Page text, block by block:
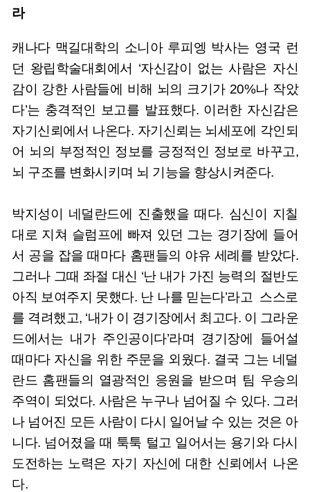
라
캐나다 맥길대학의 소니아 루피엥 박사는 영국 런
던 왕립학술대회에서 ‘자신감이 없는 사람은 자신
감이 강한 사람들에 비해 뇌의 크기가 20%나 작았
다’는 충격적인 보고를 발표했다. 이러한 자신감은
자기신뢰에서 나온다. 자기신뢰는 뇌세포에 각인되
어 뇌의 부정적인 정보를 긍정적인 정보로 바꾸고,
뇌 구조를 변화시키며 뇌 기능을 향상시켜준다.
박지성이 네덜란드에 진출했을 때다. 심신이 지칠
대로 지쳐 슬럼프에 빠져 있던 그는 경기장에 들어
서 공을 잡을 때마다 홈팬들의 야유 세례를 받았다.
그러나 그때 좌절 대신 ‘난 내가 가진 능력의 절반도
아직 보여주지 못했다. 난 나를 믿는다’라고 스스로
를 격려했고, ‘내가 이 경기장에서 최고다. 이 그라운
드에서는 내가 주인공이다’라며 경기장에 들어설
때마다 자신을 위한 주문을 외웠다. 결국 그는 네덜
란드 홈팬들의 열광적인 응원을 받으며 팀 우승의
주역이 되었다. 사람은 누구나 넘어질 수 있다. 그러
나 넘어진 모든 사람이 다시 일어날 수 있는 것은 아
니다. 넘어졌을 때 툭툭 털고 일어서는 용기와 다시
도전하는 노력은 자기 자신에 대한 신뢰에서 나온
다.